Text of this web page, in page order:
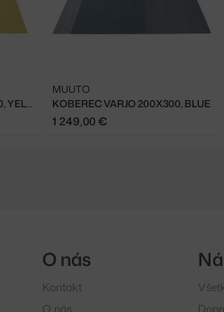
KOBEREC VARJO 170X240, YELLOW KOBEREC VARJO 200X300, BLUE
MUUTO
1 249,00 €
O nás
Kontakt
O nás